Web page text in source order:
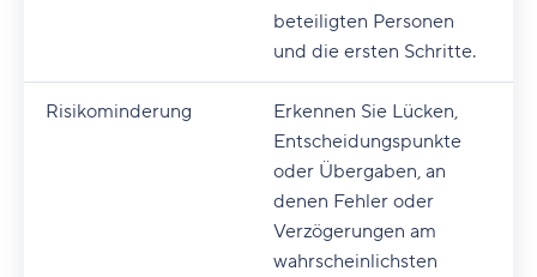
beteiligten Personen
und die ersten Schritte.
Risikominderung
Erkennen Sie Lücken,
Entscheidungspunkte
oder Übergaben, an
denen Fehler oder
Verzögerungen am
wahrscheinlichsten